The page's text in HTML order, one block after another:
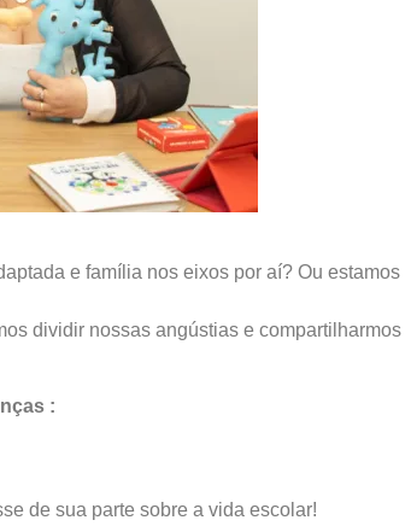
e família nos eixos por aí? Ou estamos
dividir nossas angústias e compartilharmos
:
de sua parte sobre a vida escolar!